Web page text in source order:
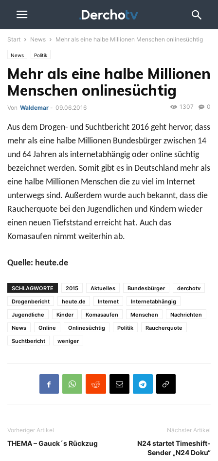
Start News Mehr als eine halbe Millionen Menschen onlinesüchtig
News Politik
Mehr als eine halbe Millionen
Menschen onlinesüchtig
Von Waldemar - 09.06.2016 0
1307
Aus dem Drogen- und Suchtbericht 2016 geht hervor, dass
mehr als eine halbe Millionen Bundesbürger zwischen 14
und 64 Jahren als internetabhängig oder online süchtig
bezeichnet werden. Somit gibt es in Deutschland mehr als
eine halbe Millionen Menschen die zu viel im Internet
unterwegs sind. Außerdem wurde auch bekannt, dass die
Raucherquote bei den Jugendlichen und Kindern wieder
einen neuen Tiefststand erreicht hat. Auch das
Komasaufen nimmt weiterhin ab.
Quelle: heute.de
SCHLAGWORTE 2015 Aktuelles Bundesbürger
derchotv
Drogenbericht
heute.de Internet
Internetabhängig
Jugendliche
Kinder Komasaufen Menschen
Nachrichten
News
Online Onlinesüchtig Politik
Raucherquote
Suchtbericht
weniger
Vorheriger Artikel
THEMA – Gauck´s Rückzug
Nächster Artikel
N24 startet Timeshift-
Sender „N24 Doku“